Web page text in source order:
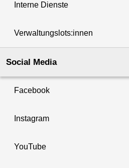
Interne Dienste
Verwaltungslots:innen
Social Media
Facebook
Instagram
YouTube